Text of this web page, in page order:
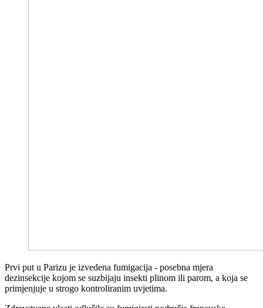
Prvi put u Parizu je izvedena fumigacija - posebna mjera
dezinsekcije kojom se suzbijaju insekti plinom ili parom, a koja se
primjenjuje u strogo kontroliranim uvjetima.